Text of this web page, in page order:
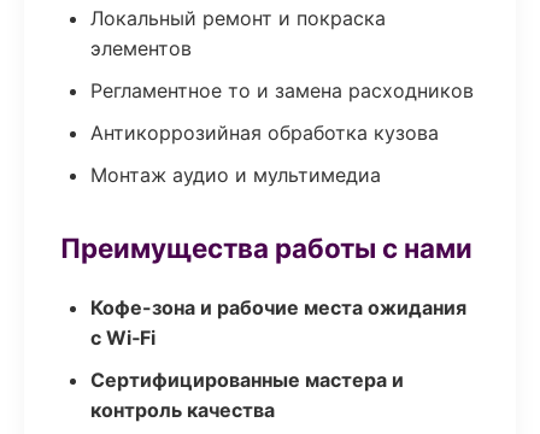
Локальный ремонт и покраска
элементов
Регламентное то и замена расходников
Антикоррозийная обработка кузова
Монтаж аудио и мультимедиа
Преимущества работы с нами
Кофе-зона и рабочие места ожидания
с Wi‑Fi
Сертифицированные мастера и
контроль качества